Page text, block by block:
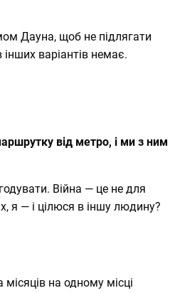
Дауна, щоб не підлягати
варіантів немає.
від метро, і ми з ним
Війна — це не для
я — і цілюся в іншу людину?
на одному місці